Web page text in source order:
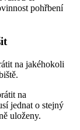
pohřbení
na jakéhokoli
na
jednat o stejný
uloženy.